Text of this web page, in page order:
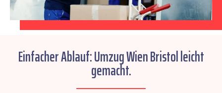
Einfacher Ablauf: Umzug Wien Bristol leicht
gemacht.